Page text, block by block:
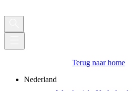
Terug naar home
Nederland